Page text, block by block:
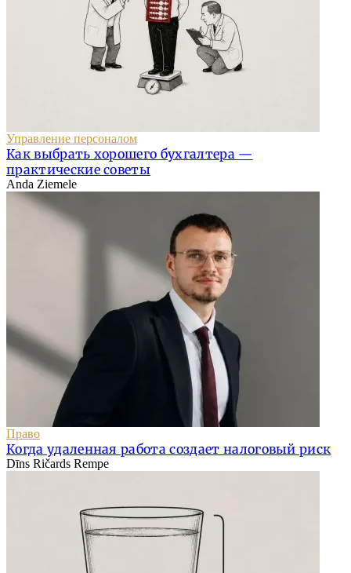
Управление персоналом
Как выбрать хорошего бухгалтера —
практические советы
Anda Ziemele
Право
Когда удаленная работа создает налоговый риск
Dīns Ričards Rempe